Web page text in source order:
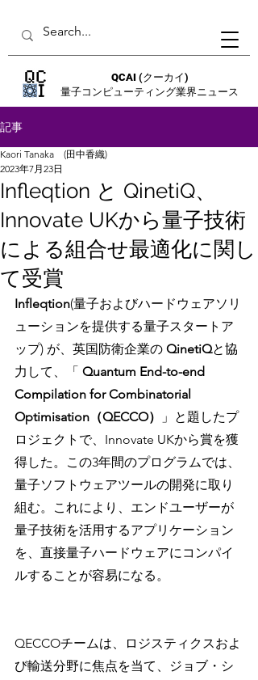
QCAI (クーカイ)
量子コンピューティング業界ニュース
記事
Infleqtion と QinetiQ、
Innovate UKから量子技術
による組合せ最適化に関し
て受賞
Kaori Tanaka (田中香織)
2023年7月23日
Infleqtion(量子およびハードウェアソリ
ューションを提供する量子スタートア
ップ) が、英国防衛企業の QinetiQと協
力して、「 Quantum End-to-end
Compilation for Combinatorial
Optimisation（QECCO）
」と題したプ
ロジェクトで、Innovate UKから賞を獲
得した。この3年間のプログラムでは、
量子ソフトウェアツールの開発に取り
組む。これにより、エンドユーザーが
量子技術を活用するアプリケーション
を、直接量子ハードウェアにコンパイ
ルすることが容易になる。
QECCOチームは、ロジスティクスおよ
び輸送分野に焦点を当て、ジョブ・シ